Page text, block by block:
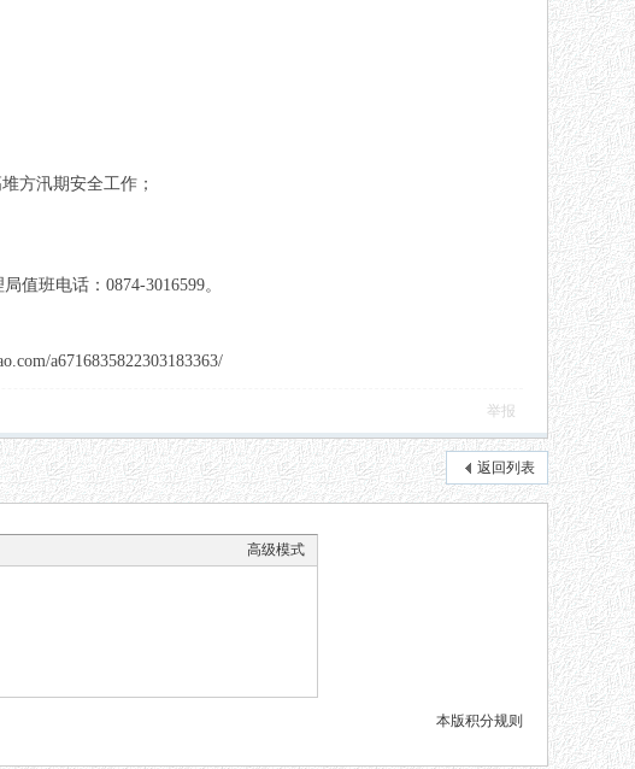
方汛期安全工作；
值班电话：0874-3016599。
a6716835822303183363/
举报
返回列表
高级模式
本版积分规则